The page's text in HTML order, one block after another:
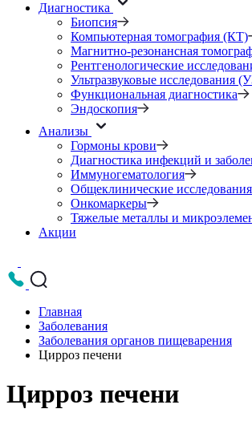
Диагностика
Биопсия
Компьютерная томография (КТ)
Магнитно-резонансная
Рентгенологические
Ультразвуковые исследования
Функциональная диагностика
Эндоскопия
Анализы
Гормоны крови
Диагностика инфекций и
Иммуногематология
Общеклинические исследования
Онкомаркеры
Тяжелые металлы и
Акции
Главная
Заболевания
Заболевания органов пищеварения
Цирроз печени
Цирроз печени